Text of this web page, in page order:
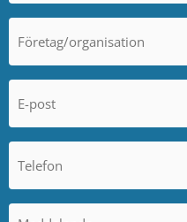
Företag/organisation
E-
post
Telefon
Meddelande